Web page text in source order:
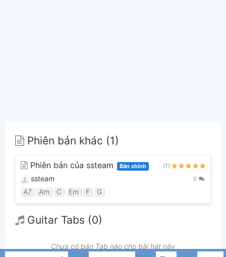
Phiên bản khác (1)
Phiên bản của ssteam Bản chính (1)
ssteam 0
A7 Am C Em F G
Guitar Tabs (0)
Chưa có bản Tab nào cho bài hát này